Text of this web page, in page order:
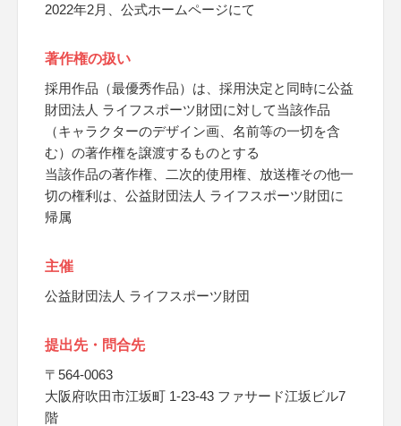
2022年2月、公式ホームページにて
著作権の扱い
採用作品（最優秀作品）は、採用決定と同時に公益
財団法人 ライフスポーツ財団に対して当該作品
（キャラクターのデザイン画、名前等の一切を含
む）の著作権を譲渡するものとする
当該作品の著作権、二次的使用権、放送権その他一
切の権利は、公益財団法人 ライフスポーツ財団に
帰属
主催
公益財団法人 ライフスポーツ財団
提出先・問合先
〒564-0063
大阪府吹田市江坂町 1-23-43 ファサード江坂ビル7
階